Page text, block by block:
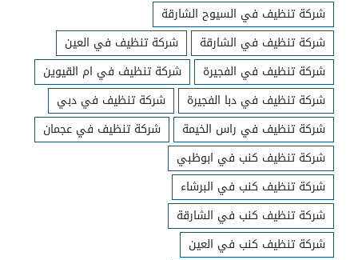
شركة تنظيف في السيوح الشارقة
شركة تنظيف في الشارقة
شركة تنظيف في العين
شركة تنظيف في الفجيرة
شركة تنظيف في ام القيوين
شركة تنظيف في دبا الفجيرة
شركة تنظيف في دبي
شركة تنظيف في راس الخيمة
شركة تنظيف في عجمان
شركة تنظيف كنب في ابوظبي
شركة تنظيف كنب في البرشاء
شركة تنظيف كنب في الشارقة
شركة تنظيف كنب في العين